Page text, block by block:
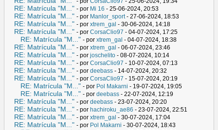
RE: Matrícula "M..." - por Mi 16 - 25-06-2024, 20:53
RE: Matrícula "M..." - por Manlor_sport- 27-06-2024, 18:53
RE: Matrícula "M..." - por xtrem_gal - 30-06-2024, 14:18
RE: Matrícula "M..." - por CorsaClio97 - 04-07-2024, 17:25
RE: Matrícula "M..." - por xtrem_gal - 04-07-2024, 18:38
RE: Matrícula "M..." - por xtrem_gal - 06-07-2024, 23:46
RE: Matrícula "M..." - por joschelito - 08-07-2024, 10:14
RE: Matrícula "M..." - por CorsaClio97 - 10-07-2024, 07:13
RE: Matrícula "M..." - por deebass - 14-07-2024, 20:32
RE: Matrícula "M..." - por CorsaClio97 - 15-07-2024, 20:19
RE: Matrícula "M..." - por Pol Makarni - 19-07-2024, 19:05
RE: Matrícula "M..." - por deebass - 22-07-2024, 12:19
RE: Matrícula "M..." - por deebass - 23-07-2024, 20:20
RE: Matrícula "M..." - por hachiroku_ae86 - 23-07-2024, 22:51
RE: Matrícula "M..." - por xtrem_gal - 30-07-2024, 17:04
RE: Matrícula "M..." - por Pol Makarni - 30-07-2024, 18:43